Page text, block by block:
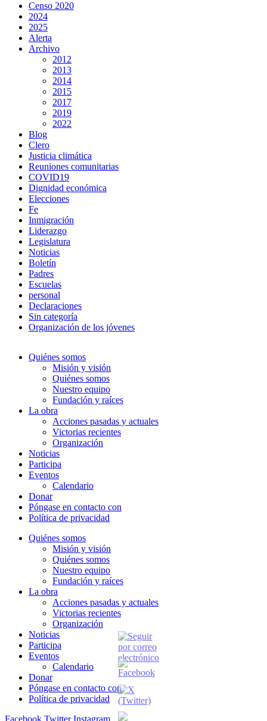
Censo 2020
2024
2025
Alerta
Archivo
2012
2013
2014
2015
2017
2019
2022
Blog
Clero
Justicia climática
Reuniones comunitarias
COVID19
Dignidad económica
Elecciones
Fe
Inmigración
Liderazgo
Legislatura
Noticias
Boletín
Padres
Escuelas
personal
Declaraciones
Sin categoría
Organización de los jóvenes
Quiénes somos
Misión y visión
Quiénes somos
Nuestro equipo
Fundación y raíces
La obra
Acciones pasadas y actuales
Victorias recientes
Organización
Noticias
Participa
Eventos
Calendario
Donar
Póngase en contacto con
Política de privacidad
Quiénes somos
Misión y visión
Quiénes somos
Nuestro equipo
Fundación y raíces
La obra
Acciones pasadas y actuales
Victorias recientes
Organización
Noticias
Participa
Eventos
Calendario
Donar
Póngase en contacto con
Política de privacidad